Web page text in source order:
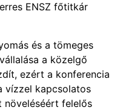
ENSZ főtitkár
és a tömeges
a közelgő
ezért a konferencia
vízzel kapcsolatos
növeléséért felelős